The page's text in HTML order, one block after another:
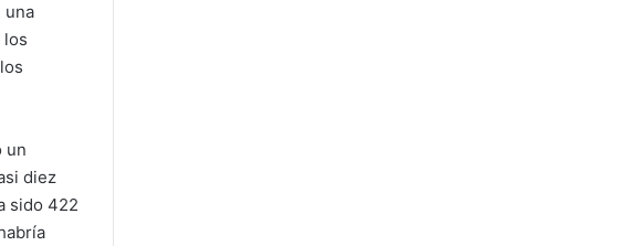
una
los
un
diez
sido 422